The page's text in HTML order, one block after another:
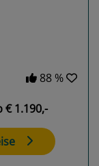
88 %
€ 1.190,-